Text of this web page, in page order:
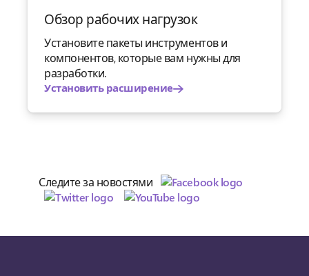
Обзор рабочих нагрузок
Установите пакеты инструментов и
компонентов, которые вам нужны для
разработки.
Установить расширение
Следите за новостями